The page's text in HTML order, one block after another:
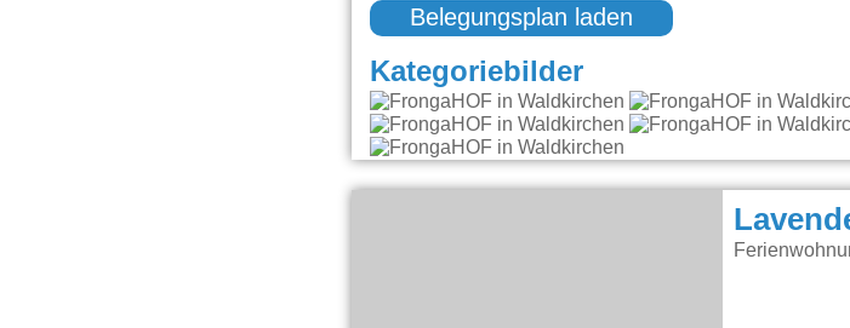
Belegungsplan laden
Kategoriebilder